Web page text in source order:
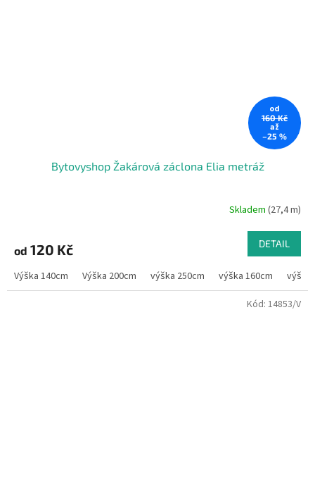
od
160 Kč
až
–25 %
Bytovyshop Žakárová záclona Elia metráž
Skladem (27,4 m)
od 120 Kč DETAIL
Výška 140cm Výška 200cm výška 250cm výška 160cm výška
Kód: 14853/V